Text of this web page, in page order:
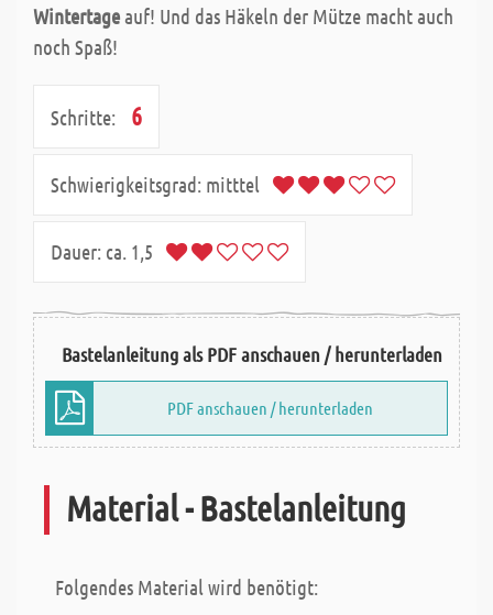
Wintertageauf! Und das Häkeln der Mütze macht auch
noch Spaß!
Schritte: 6
Schwierigkeitsgrad: mitttel
Dauer: ca. 1,5
Bastelanleitung als PDF anschauen / herunterladen
PDF anschauen / herunterladen
Material - Bastelanleitung
Folgendes Material wird benötigt: